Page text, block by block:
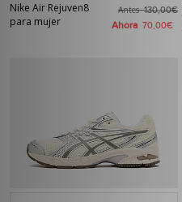
Nike Air Rejuven8
para mujer
Antes130,00€
Ahora 70,00€